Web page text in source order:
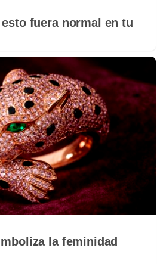
fuera normal en tu
la feminidad